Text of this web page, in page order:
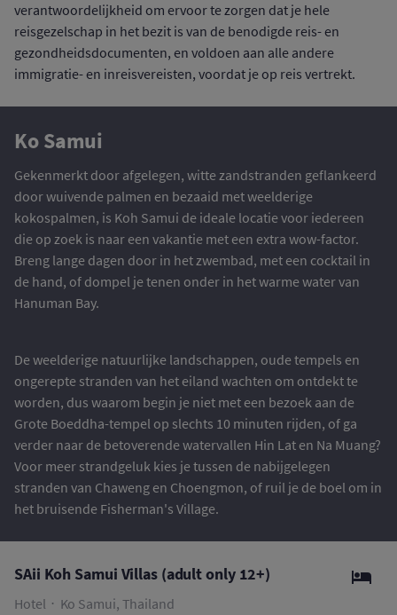
verantwoordelijkheid om ervoor te zorgen dat je hele
reisgezelschap in het bezit is van de benodigde reis- en
gezondheidsdocumenten, en voldoen aan alle andere
immigratie- en inreisvereisten, voordat je op reis vertrekt.
Ko Samui
Gekenmerkt door afgelegen, witte zandstranden geflankeerd
door wuivende palmen en bezaaid met weelderige
kokospalmen, is Koh Samui de ideale locatie voor iedereen
die op zoek is naar een vakantie met een extra wow-factor.
Breng lange dagen door in het zwembad, met een cocktail in
de hand, of dompel je tenen onder in het warme water van
Hanuman Bay.
De weelderige natuurlijke landschappen, oude tempels en
ongerepte stranden van het eiland wachten om ontdekt te
worden, dus waarom begin je niet met een bezoek aan de
Grote Boeddha-tempel op slechts 10 minuten rijden, of ga
verder naar de betoverende watervallen Hin Lat en Na Muang?
Voor meer strandgeluk kies je tussen de nabijgelegen
stranden van Chaweng en Choengmon, of ruil je de boel om in
het bruisende Fisherman's Village.
SAii Koh Samui Villas (adult only 12+)
Hotel Ko Samui, Thailand